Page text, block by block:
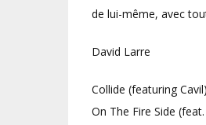
de lui-même, avec
David Larre
Collide (featuring Cavil)
On The Fire Side